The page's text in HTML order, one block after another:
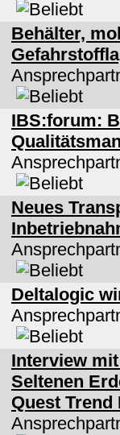
Behälter,
IBS:forum:
Neues
Deltalogic
Interview
Seltenen
Quest